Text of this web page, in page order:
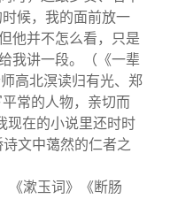
候，我的面前放一
他并不怎么看，只是
我讲一段。（《一辈
高北溟读归有光、郑
常的人物，亲切而
现在的小说里还时时
文中蔼然的仁者之
《漱玉词》《断肠